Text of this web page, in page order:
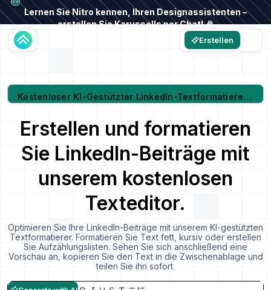
Lernen Sie Nitro kennen, Ihren Designassistenten –
erstellen Sie Karussells per Chat! 🎉
Erstellen
Kostenloser KI-Gestützter LinkedIn-Textformatierer Und Beitragsgenerator
Erstellen und formatieren
Sie LinkedIn-Beiträge mit
unserem kostenlosen
Texteditor.
Optimieren Sie Ihre LinkedIn-Beiträge mit unserem KI-gestützten
Textformatierer. Formatieren Sie Text fett, kursiv oder erstellen
Sie Aufzählungslisten. Sehen Sie sich anschließend eine
Vorschau an, kopieren Sie den Text in die Zwischenablage und
teilen Sie ihn sofort.